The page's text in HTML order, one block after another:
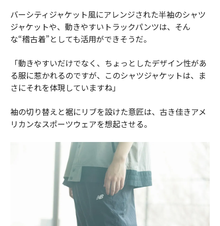
バーシティジャケット風にアレンジされた半袖のシャツ
ジャケットや、動きやすいトラックパンツは、そん
な“稽古着”としても活用ができそうだ。
「動きやすいだけでなく、ちょっとしたデザイン性があ
る服に惹かれるのですが、このシャツジャケットは、ま
さにそれを体現していますね」
袖の切り替えと裾にリブを設けた意匠は、古き佳きアメ
リカンなスポーツウェアを想起させる。